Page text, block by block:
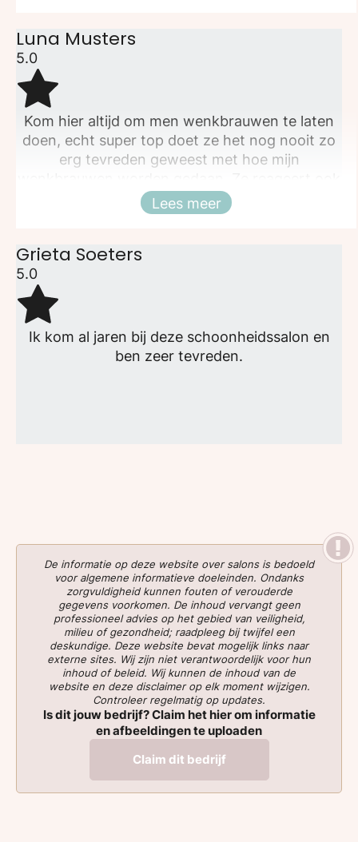
Luna Musters
5.0
Kom hier altijd om men wenkbrauwen te laten
doen, echt super top doet ze het nog nooit zo
erg tevreden geweest met hoe mijn
altijd snel op een whatsap berichtje, heel fijn.
Echt een aanrader
Sluiten
Lees meer
Grieta Soeters
5.0
Ik kom al jaren bij deze schoonheidssalon en
ben zeer tevreden.
De informatie op deze website over salons is bedoeld
voor algemene informatieve doeleinden. Ondanks
zorgvuldigheid kunnen fouten of verouderde
gegevens voorkomen. De inhoud vervangt geen
professioneel advies op het gebied van veiligheid,
milieu of gezondheid; raadpleeg bij twijfel een
deskundige. Deze website bevat mogelijk links naar
externe sites. Wij zijn niet verantwoordelijk voor hun
inhoud of beleid. Wij kunnen de inhoud van de
website en deze disclaimer op elk moment wijzigen.
Controleer regelmatig op updates.
Is dit jouw bedrijf? Claim het hier om informatie
en afbeeldingen te uploaden
Claim dit bedrijf